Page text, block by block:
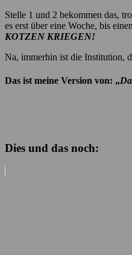
Stelle 1 und 2 bekommen das,
es erst über eine Woche, bis
KOTZEN KRIEGEN!
Na, immerhin ist die Institution,
Das ist meine Version von: „
Dies und das noch: